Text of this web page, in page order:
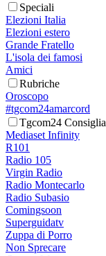
Speciali
Elezioni Italia
Elezioni estero
Grande Fratello
L'isola dei famosi
Amici
Rubriche
Oroscopo
#tgcom24amarcord
Tgcom24 Consiglia
Mediaset Infinity
R101
Radio 105
Virgin Radio
Radio Montecarlo
Radio Subasio
Comingsoon
Superguidatv
Zuppa di Porro
Non Sprecare